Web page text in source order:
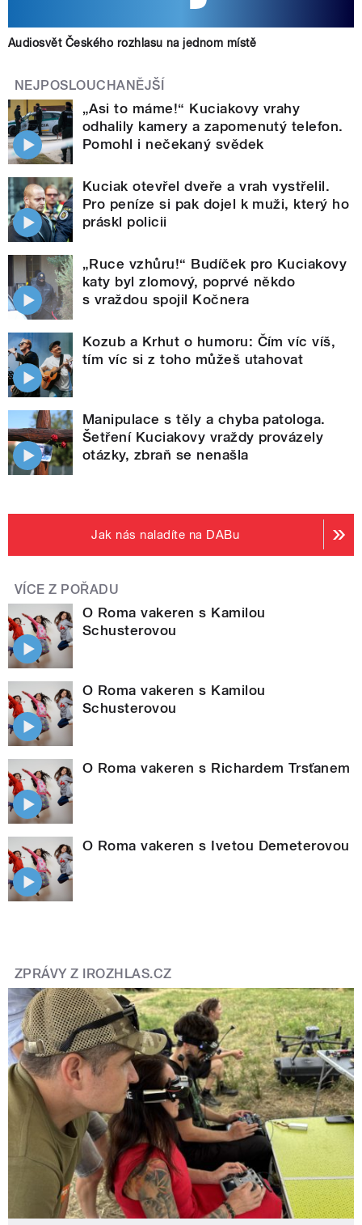
Audiosvět Českého rozhlasu na jednom místě
NEJPOSLOUCHANĚJŠÍ
„Asi to máme!“ Kuciakovy vrahy
odhalily kamery a zapomenutý telefon.
Pomohl i nečekaný svědek
Kuciak otevřel dveře a vrah vystřelil.
Pro peníze si pak dojel k muži, který ho
práskl policii
„Ruce vzhůru!“ Budíček pro Kuciakovy
katy byl zlomový, poprvé někdo
s vraždou spojil Kočnera
Kozub a Krhut o humoru: Čím víc víš,
tím víc si z toho můžeš utahovat
Manipulace s těly a chyba patologa.
Šetření Kuciakovy vraždy provázely
otázky, zbraň se nenašla
Jak nás naladíte na DABu
VÍCE Z POŘADU
O Roma vakeren s Kamilou
Schusterovou
O Roma vakeren s Kamilou
Schusterovou
O Roma vakeren s Richardem Trsťanem
O Roma vakeren s Ivetou Demeterovou
ZPRÁVY Z IROZHLAS.CZ